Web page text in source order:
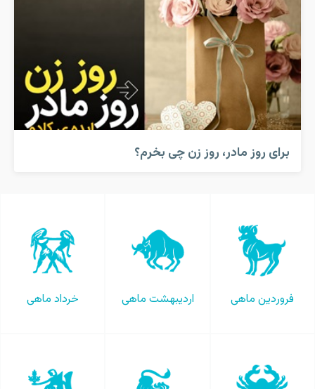
برای روز مادر، روز زن چی بخرم؟
فروردین ماهی اردیبهشت ماهی خرداد ماهی